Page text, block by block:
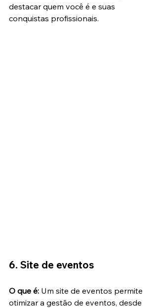
destacar quem você é e suas
conquistas profissionais.
6. Site de eventos
O que é: Um site de eventos permite
otimizar a gestão de eventos, desde